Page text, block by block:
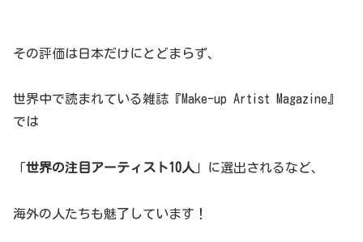
その評価は日本だけにとどまらず、
世界中で読まれている雑誌『Make-up Artist Magazine』
では
「世界の注目アーティスト10人 」に選出されるなど、
海外の人たちも魅了しています！